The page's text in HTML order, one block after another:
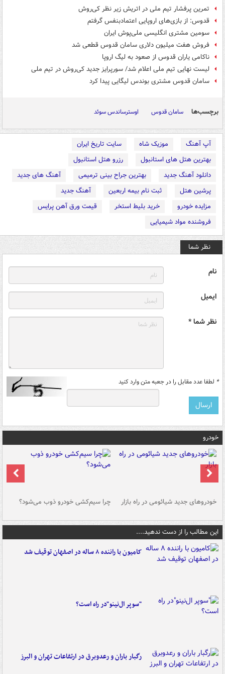
تمرین پرفشار تیم ملی در اتریش زیر نظر کی‌روش
قدوس: از بازی‌های اروپایی اعتمادبنفس گرفتم
سومین مشتری انگلیسی ملی‌پوش ایران
فروش هفت میلیون دلاری سامان قدوس قطعی شد
ناکامی یاران قدوس از صعود به لیگ اروپا
لیست نهایی تیم ملی اعلام شد/ سورپرایز جدید کی‌روش در تیم ملی
سامان قدوس مشتری بوندس لیگایی پیدا کرد
برچسب‌ها سامان قدوس اوسترساندس سوئد
آپ آهنگ موزیک شاه
سایت تاریخ ایران
بهترین هتل های استانبول
رزرو هتل استانبول
دانلود آهنگ جدید
بهترین جراح بینی ترمیمی
آهنگ های جدید
پرشین هتل
ثبت نام بیمه اربعین
آهنگ جدید
مزایده خودرو
خرید بلیط استخر
قیمت ورق آهن پرایس
فروشنده مواد شیمیایی
نظر شما
نام
ایمیل
نظر شما *
* لطفا عدد مقابل را در جعبه متن وارد کنید
خودرو
خودروهای جدید شیائومی در راه بازار چرا سیم‌کشی خودرو ذوب می‌شود؟
این مطالب را از دست ندهید....
کامیون با راننده ۸ ساله در اصفهان توقیف شد
"سوپر ال‌نینو"در راه است؟
رگبار باران و رعدوبرق در ارتفاعات تهران و البرز